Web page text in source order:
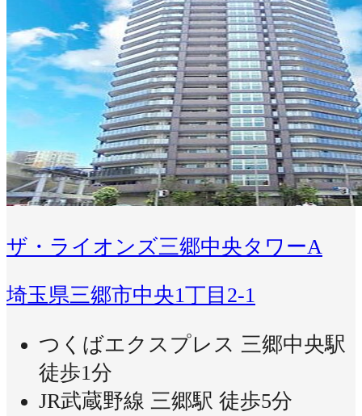
ザ・ライオンズ三郷中央タワーA
埼玉県三郷市中央1丁目2-1
つくばエクスプレス 三郷中央駅
徒歩1分
JR武蔵野線 三郷駅 徒歩5分